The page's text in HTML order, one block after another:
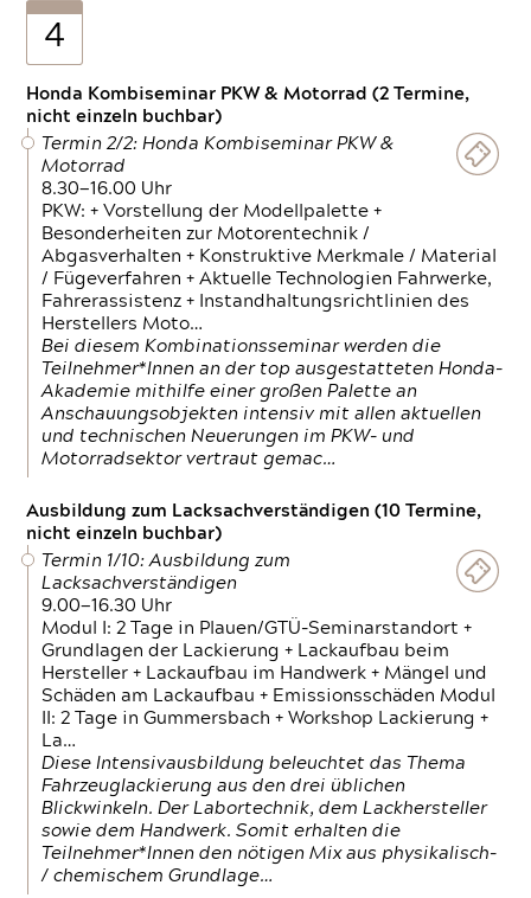
4
Honda Kombiseminar PKW & Motorrad (2 Termine,
nicht einzeln buchbar)
Termin 2/2: Honda Kombiseminar PKW &
Motorrad
8.30—16.00 Uhr
PKW: + Vorstellung der Modellpalette +
Besonderheiten zur Motorentechnik /
Abgasverhalten + Konstruktive Merkmale / Material
/ Fügeverfahren + Aktuelle Technologien Fahrwerke,
Fahrerassistenz + Instandhaltungsrichtlinien des
Herstellers Moto…
Bei diesem Kombinationsseminar werden die
Teilnehmer*Innen an der top ausgestatteten Honda-
Akademie mithilfe einer großen Palette an
Anschauungsobjekten intensiv mit allen aktuellen
und technischen Neuerungen im PKW- und
Motorradsektor vertraut gemac…
Ausbildung zum Lacksachverständigen (10 Termine,
nicht einzeln buchbar)
Termin 1/10: Ausbildung zum
Lacksachverständigen
9.00—16.30 Uhr
Modul I: 2 Tage in Plauen/GTÜ-Seminarstandort +
Grundlagen der Lackierung + Lackaufbau beim
Hersteller + Lackaufbau im Handwerk + Mängel und
Schäden am Lackaufbau + Emissionsschäden Modul
II: 2 Tage in Gummersbach + Workshop Lackierung +
La…
Diese Intensivausbildung beleuchtet das Thema
Fahrzeuglackierung aus den drei üblichen
Blickwinkeln. Der Labortechnik, dem Lackhersteller
sowie dem Handwerk. Somit erhalten die
Teilnehmer*Innen den nötigen Mix aus physikalisch-
/ chemischem Grundlage…